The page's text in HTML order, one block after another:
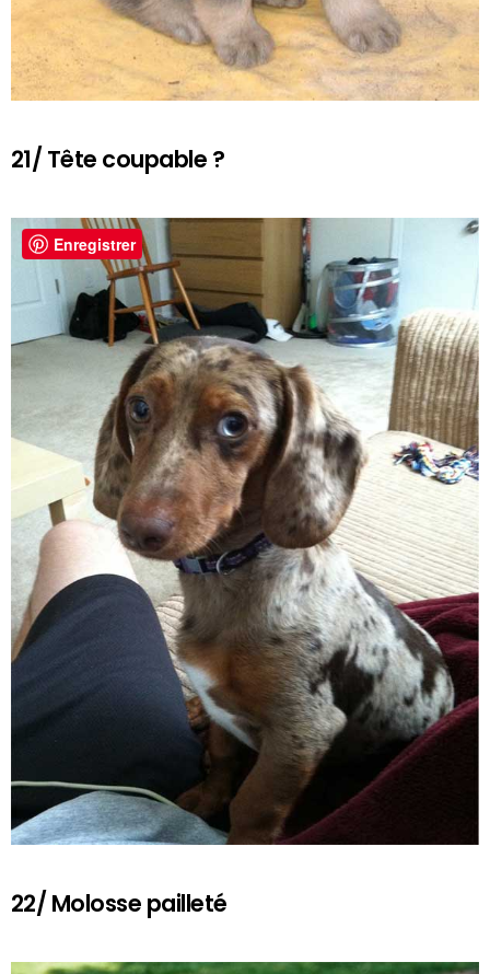
21/ Tête coupable ?
22/ Molosse pailleté
Enregistrer